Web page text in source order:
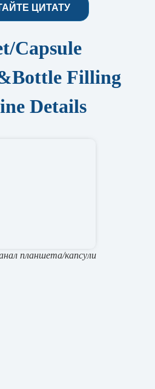
ЦИТАТУ
Capsule
Filling
Details
планшета/капсули